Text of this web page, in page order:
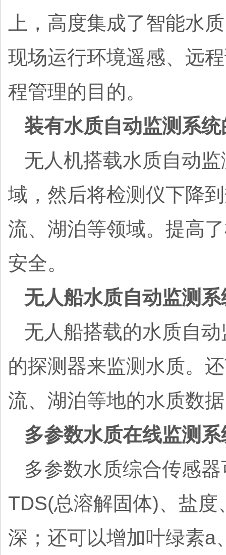
上，高度集成了智能水
现场运行环境遥感、远
程管理的目的。
装有水质自动监测系
无人机搭载水质自动
域，然后将检测仪下降
流、湖泊等领域。提高
安全。
无人船水质自动监测系
无人船搭载的水质自
的探测器来监测水质。
流、湖泊等地的水质数
多参数水质在线监测系
多参数水质综合传感
TDS(总溶解固体)、盐
深；还可以增加叶绿素a